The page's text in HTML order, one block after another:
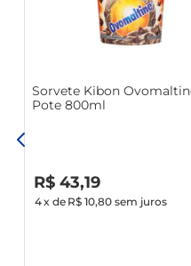
Com embalagem
qualidade e frescor
para adoçar o dia a dia.
Sorvete Kibon
Pote 800ml
R$ 43,19
4x de R$ 10,80 sem juros